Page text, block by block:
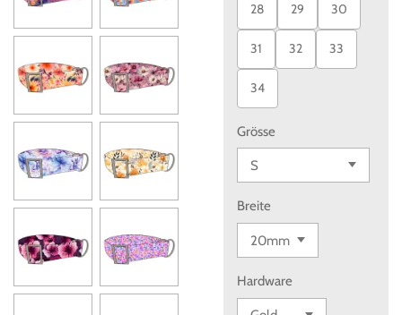
28 29 30
31 32 33
34
Grösse
Breite
Hardware